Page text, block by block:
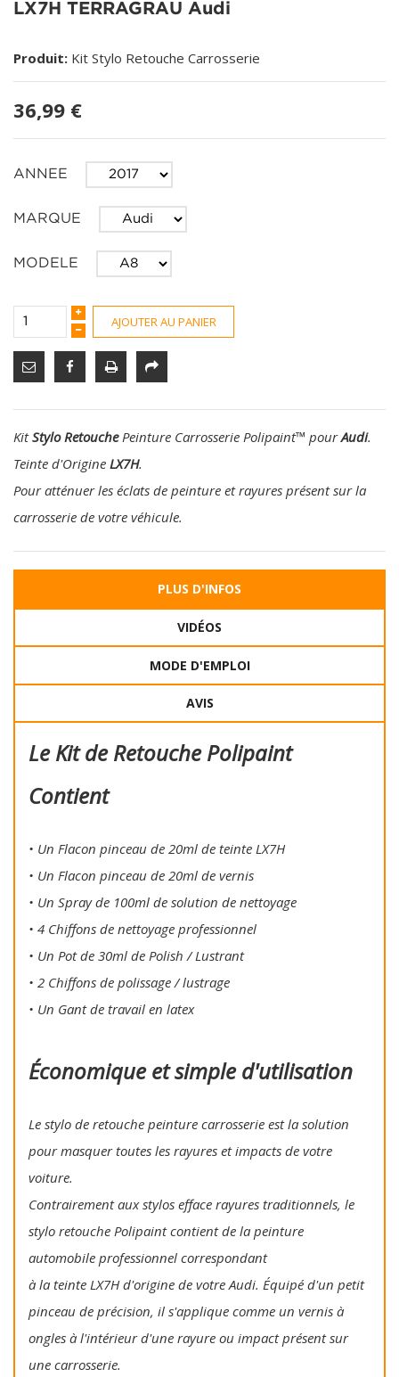
LX7H TERRAGRAU Audi
Produit: Kit Stylo Retouche Carrosserie
36,99 €
ANNEE
MARQUE
MODELE
AJOUTER AU PANIER
KitStylo RetouchePeinture Carrosserie Polipaint™ pourAudi.
Teinte d'Origine LX7H.
Pour atténuer les éclats de peinture et rayures présent sur la
carrosserie de votre véhicule.
PLUS D'INFOS
VIDÉOS
MODE D'EMPLOI
AVIS
Le Kit de Retouche Polipaint
Contient
• Un Flacon pinceau de 20ml de teinte LX7H
• Un Flacon pinceau de 20ml de vernis
• Un Spray de 100ml de solution de nettoyage
• 4 Chiffons de nettoyage professionnel
• Un Pot de 30ml de Polish / Lustrant
• 2 Chiffons de polissage / lustrage
• Un Gant de travail en latex
Économique et simple d'utilisation
Le stylo de retouche peinture carrosserie est la solution
pour masquer toutes les rayures et impacts de votre
voiture.
Contrairement aux stylos efface rayures traditionnels, le
stylo retouche Polipaint contient de la peinture
automobile professionnel correspondant
à la teinte LX7H d'origine de votre Audi. Équipé d'un petit
pinceau de précision, il s'applique comme un vernis à
ongles à l'intérieur d'une rayure ou impact présent sur
une carrosserie.